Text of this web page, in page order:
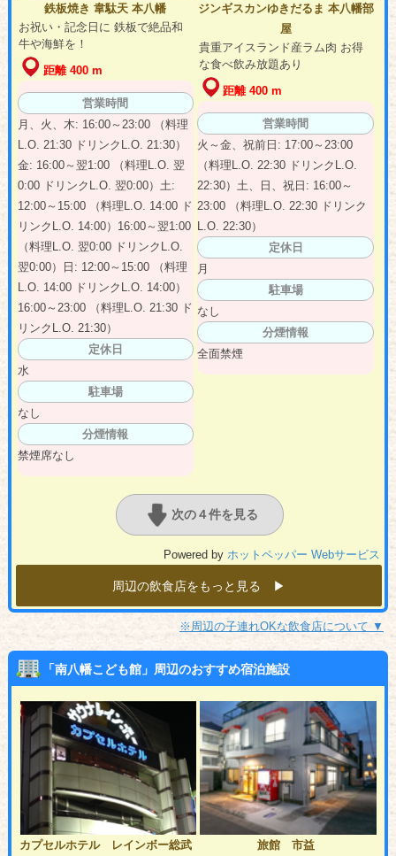
鉄板焼き 韋駄天 本八幡
お祝い・記念日に 鉄板で絶品和
牛や海鮮を！
距離 400 m
営業時間
月、火、木: 16:00～23:00 （料理
L.O. 21:30 ドリンクL.O. 21:30）
金: 16:00～翌1:00 （料理L.O. 翌
0:00 ドリンクL.O. 翌0:00）土:
12:00～15:00 （料理L.O. 14:00 ド
リンクL.O. 14:00）16:00～翌1:00
（料理L.O. 翌0:00 ドリンクL.O.
翌0:00）日: 12:00～15:00 （料理
L.O. 14:00 ドリンクL.O. 14:00）
16:00～23:00 （料理L.O. 21:30 ド
リンクL.O. 21:30）
定休日
水
駐車場
なし
分煙情報
禁煙席なし
ジンギスカンゆきだるま 本八幡部
屋
貴重アイスランド産ラム肉 お得
な食べ飲み放題あり
距離 400 m
営業時間
火～金、祝前日: 17:00～23:00
（料理L.O. 22:30 ドリンクL.O.
22:30）土、日、祝日: 16:00～
23:00 （料理L.O. 22:30 ドリンク
L.O. 22:30）
定休日
月
駐車場
なし
分煙情報
全面禁煙
次の４件を見る
Powered byホットペッパー Webサービス
周辺の飲食店をもっと見る ▶︎
※周辺の子連れOKな飲食店について ▼
「南八幡こども館」周辺のおすすめ宿泊施設
カプセルホテル レインボー総武
旅館 市益